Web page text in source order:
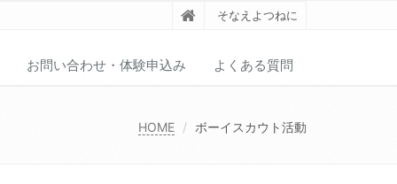
そなえよつねに
お問い合わせ・体験申込み よくある質問
HOME ボーイスカウト活動